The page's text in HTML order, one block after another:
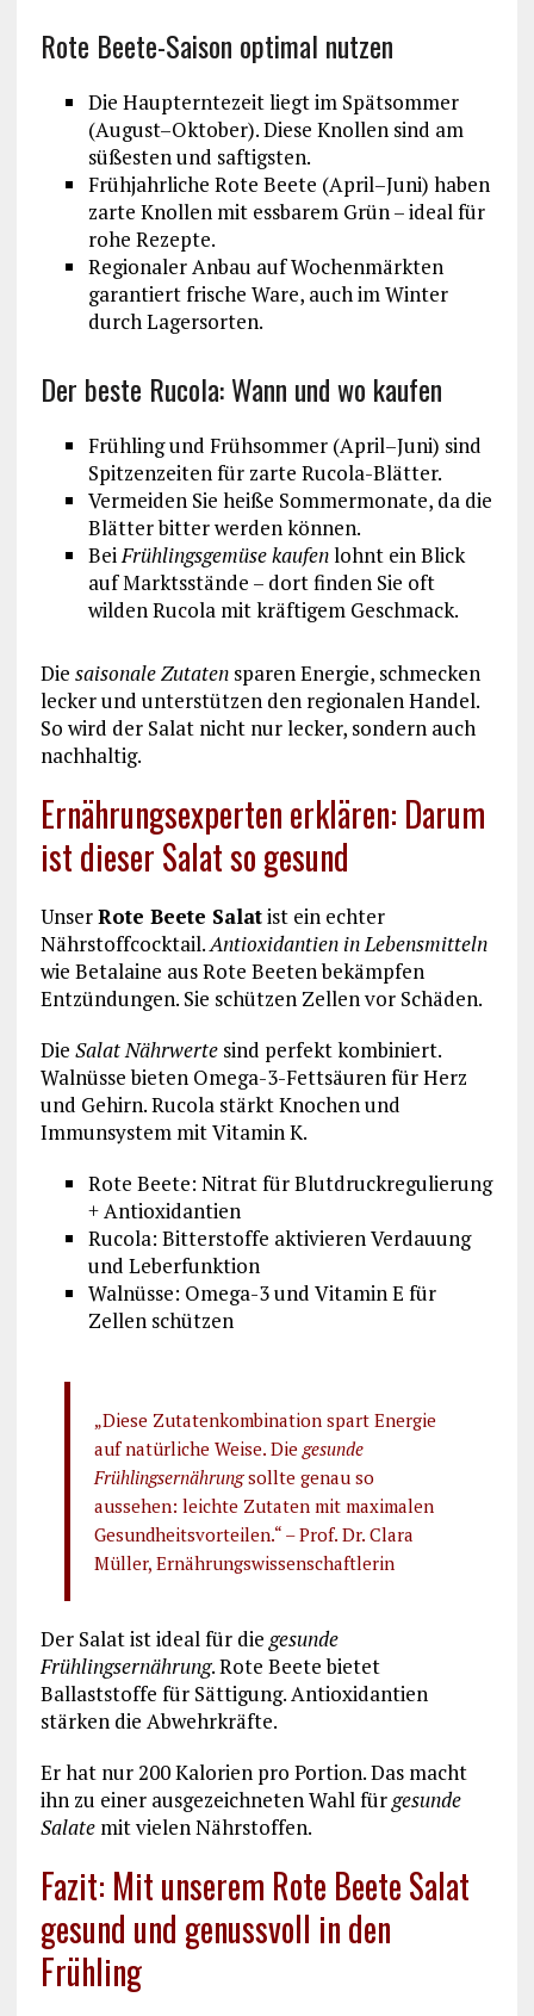
Rote Beete-Saison optimal nutzen
Die Haupterntezeit liegt im Spätsommer
(August–Oktober). Diese Knollen sind am
süßesten und saftigsten.
Frühjahrliche Rote Beete (April–Juni) haben
zarte Knollen mit essbarem Grün – ideal für
rohe Rezepte.
Regionaler Anbau auf Wochenmärkten
garantiert frische Ware, auch im Winter
durch Lagersorten.
Der beste Rucola: Wann und wo kaufen
Frühling und Frühsommer (April–Juni) sind
Spitzenzeiten für zarte Rucola-Blätter.
Vermeiden Sie heiße Sommermonate, da die
Blätter bitter werden können.
BeiFrühlingsgemüse kaufenlohnt ein Blick
auf Marktsstände – dort finden Sie oft
wilden Rucola mit kräftigem Geschmack.
Die saisonale Zutatensparen Energie, schmecken
lecker und unterstützen den regionalen Handel.
So wird der Salat nicht nur lecker, sondern auch
nachhaltig.
Ernährungsexperten erklären: Darum
ist dieser Salat so gesund
UnserRote Beete Salatist ein echter
Nährstoffcocktail.Antioxidantien in Lebensmitteln
wie Betalaine aus Rote Beeten bekämpfen
Entzündungen. Sie schützen Zellen vor Schäden.
Die Salat Nährwertesind perfekt kombiniert.
Walnüsse bieten Omega-3-Fettsäuren für Herz
und Gehirn. Rucola stärkt Knochen und
Immunsystem mit Vitamin K.
Rote Beete: Nitrat für Blutdruckregulierung
+ Antioxidantien
Rucola: Bitterstoffe aktivieren Verdauung
und Leberfunktion
Walnüsse: Omega-3 und Vitamin E für
Zellen schützen
„Diese Zutatenkombination spart Energie
auf natürliche Weise. Diegesunde
Frühlingsernährungsollte genau so
aussehen: leichte Zutaten mit maximalen
Gesundheitsvorteilen.“ – Prof. Dr. Clara
Müller, Ernährungswissenschaftlerin
Der Salat ist ideal für die gesunde
Frühlingsernährung. Rote Beete bietet
Ballaststoffe für Sättigung. Antioxidantien
stärken die Abwehrkräfte.
Er hat nur 200 Kalorien pro Portion. Das macht
ihn zu einer ausgezeichneten Wahl fürgesunde
Salatemit vielen Nährstoffen.
Fazit: Mit unserem Rote Beete Salat
gesund und genussvoll in den
Frühling